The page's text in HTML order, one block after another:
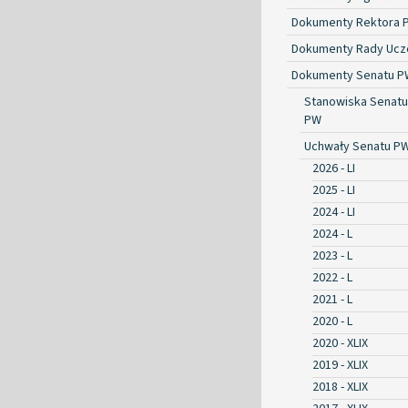
Dokumenty Rektora
Dokumenty Rady
Dokumenty Senatu
Stanowiska Senatu
PW
Uchwały Senatu
2026 - LI
2025 - LI
2024 - LI
2024 - L
2023 - L
2022 - L
2021 - L
2020 - L
2020 - XLIX
2019 - XLIX
2018 - XLIX